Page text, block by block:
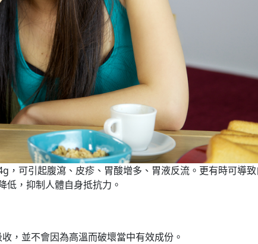
，可引起腹瀉、皮疹、胃酸增多、胃液反流。更有時可導
低，抑制人體自身抵抗力。
，並不會因為高溫而破壞當中有效成份。